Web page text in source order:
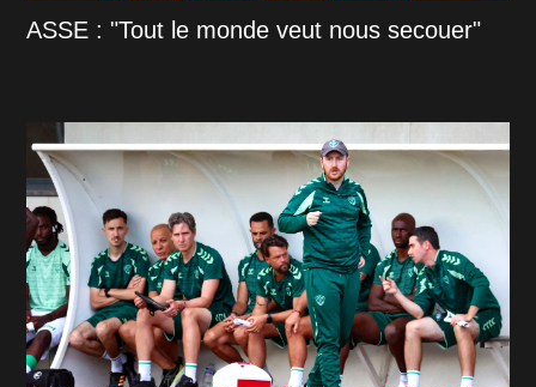
ASSE : "Tout le monde veut nous secouer"